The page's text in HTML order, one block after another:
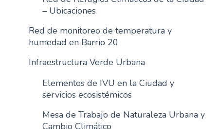
l
– Ubicaciones
Red de monitoreo de temperatura y
humedad en Barrio 20
Infraestructura Verde Urbana
Elementos de IVU en la Ciudad y
servicios ecosistémicos
Mesa de Trabajo de Naturaleza Urbana y
Cambio Climático